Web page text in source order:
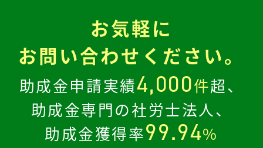
お気軽に
お問い合わせください。
助成金申請実績4,000件超、
助成金専門の社労士法人、
助成金獲得率99.94%